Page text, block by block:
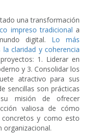
una transformación
impreso tradicional a
digital. Lo más
claridad y coherencia
1. Liderar en
y 3. Consolidar los
atractivo para sus
sencillas son prácticas
misión de ofrecer
valiosa de cómo
y como esto
organizacional.